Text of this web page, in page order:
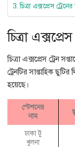
চিত্রা এক্সপ্রেস
চিত্রা
চিত্রা এক্সপ্রেস ট্রেন
ট্রেনটির সাপ্তাহিক
হয়েছে।
স্টেশনের
নাম
ঢাকা টু
খুলনা